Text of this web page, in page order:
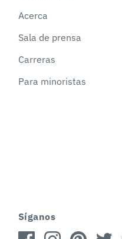
Acerca
Sala de prensa
Carreras
Para minoristas
Síganos